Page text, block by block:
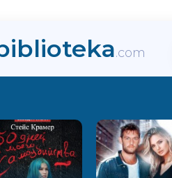
.com